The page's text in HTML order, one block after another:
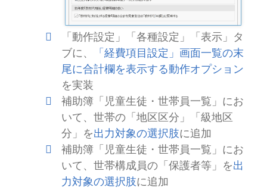
「動作設定」「各種設定」「表示」タ
ブに、
「経費項目設定」画面一覧の末
尾に合計欄を表示する動作オプション
を実装
補助簿「児童生徒・世帯員一覧」にお
いて、世帯の「地区区分」「級地区
分」を出力対象の選択肢に追加
補助簿「児童生徒・世帯員一覧」にお
いて、世帯構成員の「保護者等」を出
力対象の選択肢に追加